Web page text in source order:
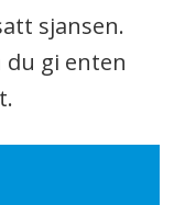
sjansen.
du gi enten